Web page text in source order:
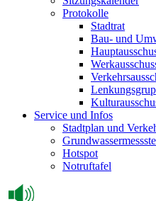
Protokolle
Stadtrat
Bau- und
Service und Infos
Stadtplan und
Hotspot
Notruftafel